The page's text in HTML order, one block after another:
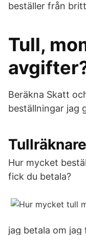
beställer från
Tull,
Beräkna Skatt
beställningar jag
Hur mycket
fick du betala?
jag betala om